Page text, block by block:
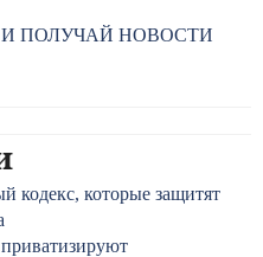
ПОЛУЧАЙ НОВОСТИ
кодекс, которые защитят